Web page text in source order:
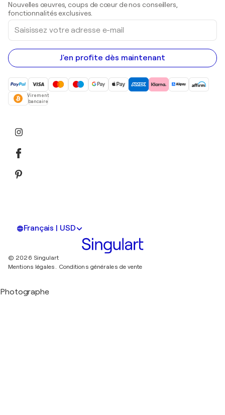
Peintures acryliques
Nouvelles œuvres, coups de cœur de nos conseillers,
fonctionnalités exclusives.
Saisissez
votre
adresse
e-
mail
J'en profite dès maintenant
Virement
bancaire
Français | USD
© 2026 Singulart
Mentions légales. Conditions générales de vente
Photographe